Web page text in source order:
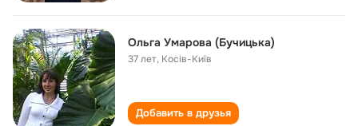
Ольга Умарова (Бучицька)
37 лет, Косів-Київ
Добавить в друзья